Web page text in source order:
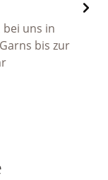
bei uns in
bis zur